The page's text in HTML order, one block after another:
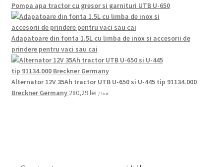
Pompa apa tractor cu gresor si garnituri UTB U-650
Adapatoare din fonta 1.5L cu limba de inox si accesorii de
prindere pentru vaci sau cai
Alternator 12V 35Ah tractor UTB U-650 si U-445 tip 91134.000
Breckner Germany 280,29lei / buc